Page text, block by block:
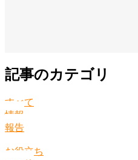
記事のカテゴリ
すべて
情報
報告
お役立ち